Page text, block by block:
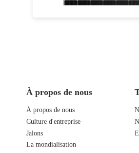
À propos de nous
À propos de nous
Culture d'entreprise
Jalons
La mondialisation